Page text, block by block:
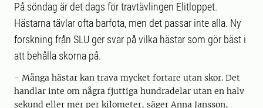
På söndag är det dags för travtävlingen Elitloppet.
Hästarna tävlar ofta barfota, men det passar inte alla. Ny
forskning från SLU ger svar på vilka hästar som gör bäst i
att behålla skorna på.
- Många hästar kan trava mycket fortare utan skor. Det
handlar inte om några fjuttiga hundradelar utan en halv
sekund eller mer per kilometer, säger Anna Jansson,